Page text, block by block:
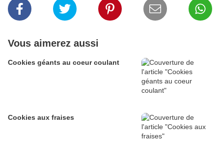
Vous aimerez aussi
Cookies géants au coeur coulant
Cookies aux fraises